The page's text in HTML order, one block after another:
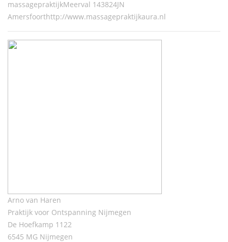
massagepraktijkMeerval 143824JN
Amersfoorthttp://www.massagepraktijkaura.nl
Arno van Haren
Praktijk voor Ontspanning Nijmegen
De Hoefkamp 1122
6545 MG Nijmegen